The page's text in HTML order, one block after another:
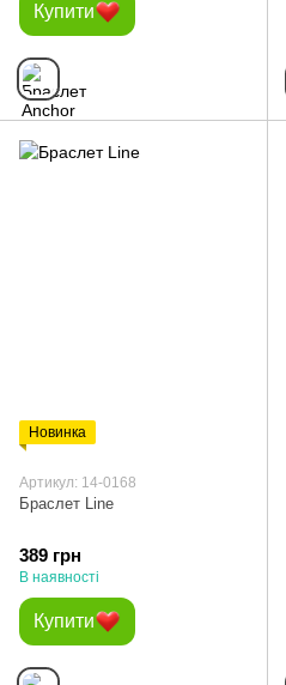
Купити
Новинка
Артикул: 14-0168
Браслет Line
389 грн
В наявності
Купити